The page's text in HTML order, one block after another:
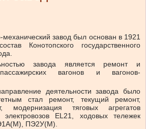
механический завод был основан в 1921
Конотопского государственного
завода является ремонт и
вагонов и вагонов-
деятельности завода было
стал ремонт, текущий ремонт,
модернизация тяговых агрегатов
ЕL21, ходовых тележек
ПЭ2У(М).